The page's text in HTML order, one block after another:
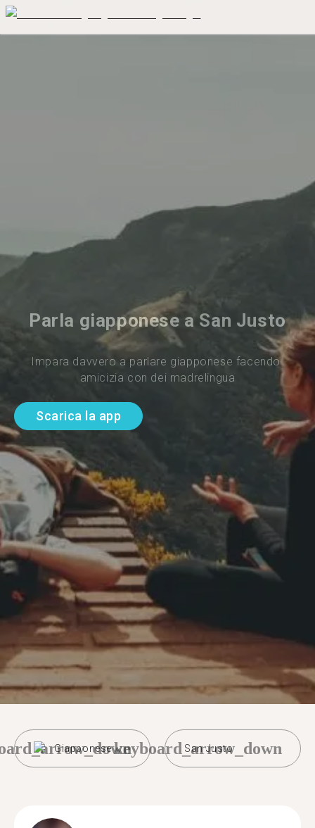
Parla giapponese a San Justo
Impara davvero a parlare giapponese facendo
amicizia con dei madrelingua
Scarica la app
Giapponese San Justo
keyboard_arrow_down